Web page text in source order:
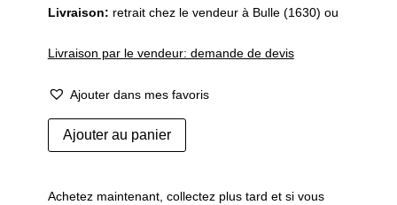
Livraison: retrait chez le vendeur à Bulle (1630) ou
Livraison par le vendeur: demande de devis
Ajouter dans mes favoris
quantité
de
Ajouter au panier
Achetez maintenant, collectez plus tard et si vous